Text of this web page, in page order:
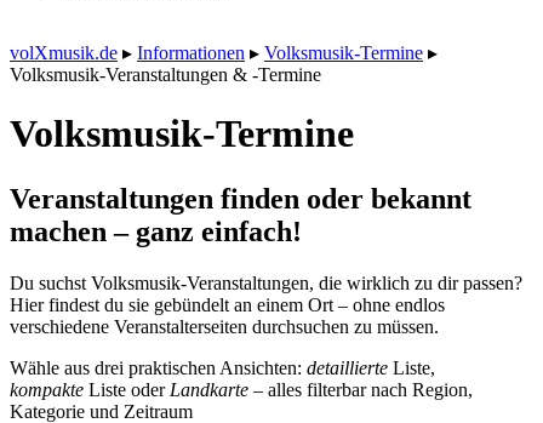
volXmusik.de ▸ Informationen ▸ Volksmusik-Termine ▸
Volksmusik-Veranstaltungen & -Termine
Volksmusik-Termine
Veranstaltungen finden oder bekannt
machen – ganz einfach!
Du suchst Volksmusik-Veranstaltungen, die wirklich zu dir passen?
Hier findest du sie gebündelt an einem Ort – ohne endlos
verschiedene Veranstalterseiten durchsuchen zu müssen.
Wähle aus drei praktischen Ansichten: detaillierte Liste,
kompakte Liste oder Landkarte – alles filterbar nach Region,
Kategorie und Zeitraum